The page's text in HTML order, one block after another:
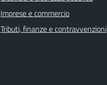
Imprese e commercio
Tributi, finanze e contravvenzioni